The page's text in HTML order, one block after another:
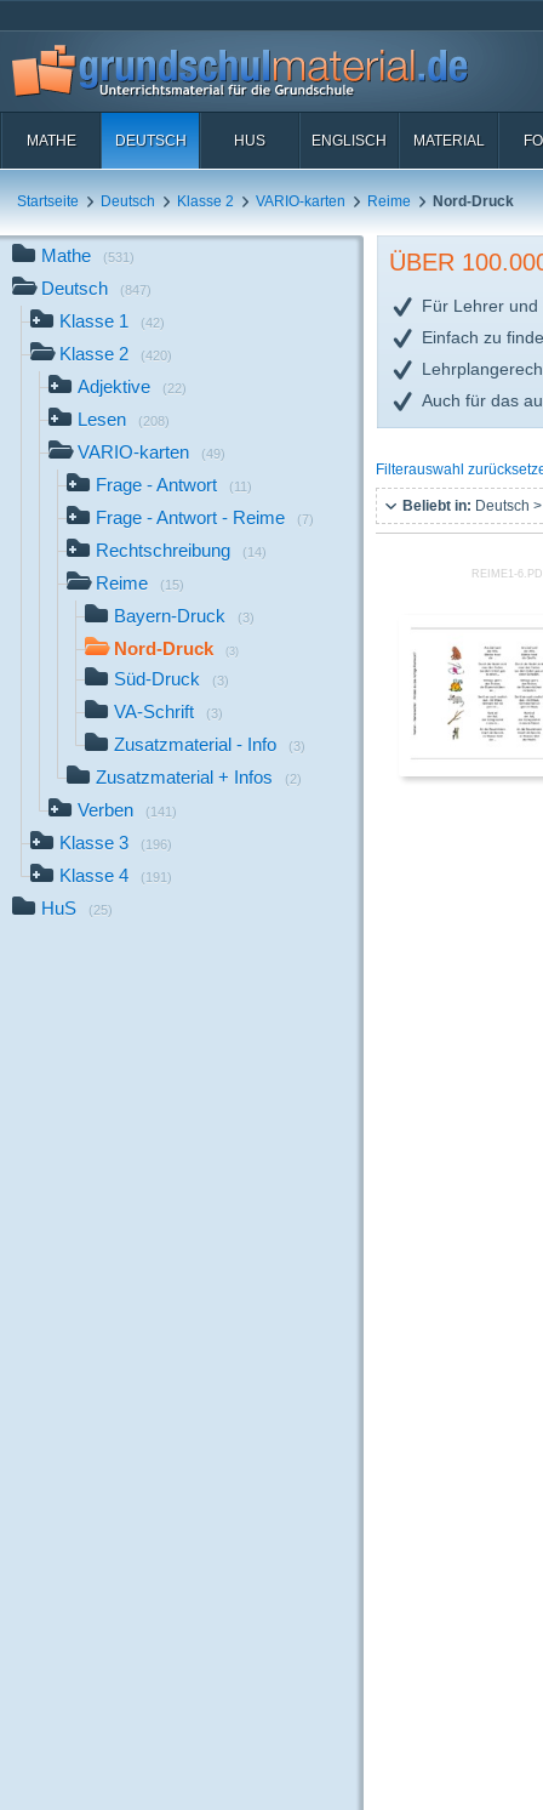
MATHE DEUTSCH HUS ENGLISCH MATERIAL
Startseite Deutsch Klasse 2 VARIO-karten Reime Nord-Druck
Mathe (531)
Deutsch (847)
Klasse 1 (42)
Klasse 2 (420)
Adjektive (22)
Lesen (208)
VARIO-karten (49)
Frage - Antwort (11)
Frage - Antwort - Reime (7)
Rechtschreibung (14)
Reime (15)
Bayern-Druck (3)
Nord-Druck (3)
Süd-Druck (3)
VA-Schrift (3)
Zusatzmaterial - Info (3)
Zusatzmaterial + Infos (2)
Verben (141)
Klasse 3 (196)
Klasse 4 (191)
HuS (25)
ÜBER
Für Lehrer und
Einfach zu
Auch für das
Filterauswahl
Beliebt in: Deutsch
REIME1-